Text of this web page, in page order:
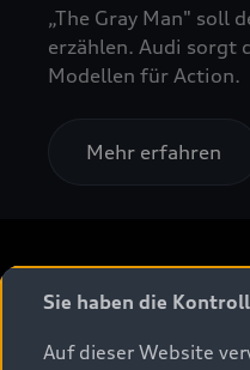
„The Gray Man" soll
erzählen. Audi sorgt
Modellen für Action.
Mehr erfahren
Sie haben die
Auf dieser Website